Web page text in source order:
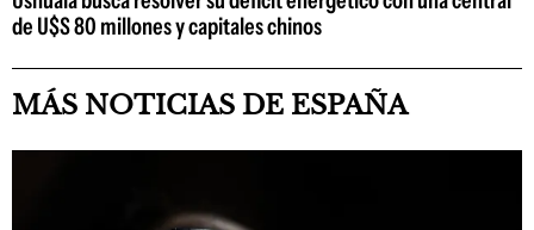
de U$S 80 millones y capitales chinos
MÁS NOTICIAS DE ESPAÑA